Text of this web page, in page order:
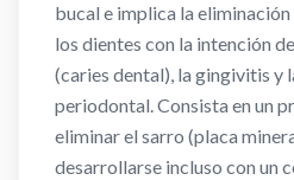
bucal e implica la
los dientes con la intención
(caries dental), la gingivitis y
periodontal. Consista en un
eliminar el sarro (placa
desarrollarse incluso con un